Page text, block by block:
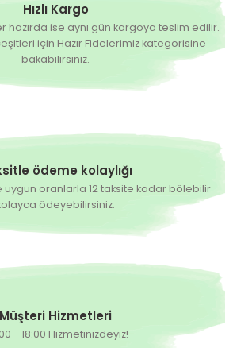
Hızlı Kargo
hazırda ise aynı gün kargoya teslim edilir.
için Hazır Fidelerimiz kategorisine
bakabilirsiniz.
ödeme kolaylığı
uygun oranlarla 12 taksite kadar bölebilir
ödeyebilirsiniz.
Müşteri Hizmetleri
- 18:00 Hizmetinizdeyiz!